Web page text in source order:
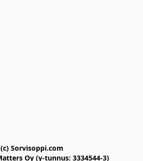
(c) Sorvisoppi.com
Oy (y-tunnus: 3334544-3)